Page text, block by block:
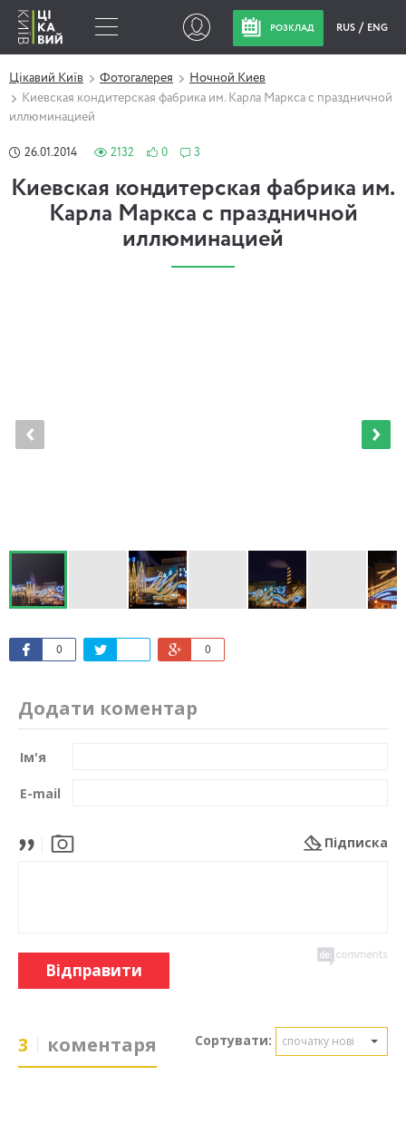
РОЗКЛАД RUS ENG
Цікавий Київ Фотогалерея
Ночной Киев
Киевская кондитерская фабрика им. Карла Маркса с праздничной
иллюминацией
26.01.2014 2132 0 3
Киевская кондитерская фабрика им.
Карла Маркса с праздничной
иллюминацией
0 0
Додати коментар
Ім'я
E-mail
Підписка
Відправити
3 коментаря Сортувати: спочатку нові